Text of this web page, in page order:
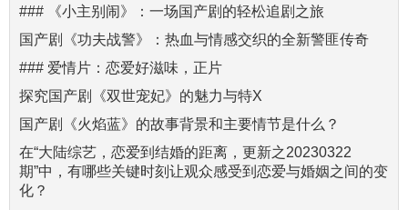
### 《小主别闹》：一场国产剧的轻松追剧之旅
国产剧《功夫战警》：热血与情感交织的全新警匪传奇
### 爱情片：恋爱好滋味，正片
探究国产剧《双世宠妃》的魅力与特X
国产剧《火焰蓝》的故事背景和主要情节是什么？
在“大陆综艺，恋爱到结婚的距离，更新之20230322
期”中，有哪些关键时刻让观众感受到恋爱与婚姻之间的变
化？